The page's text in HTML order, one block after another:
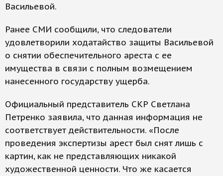
Васильевой.
Ранее СМИ сообщили, что следователи
удовлетворили ходатайство защиты Васильевой
о снятии обеспечительного ареста с ее
имущества в связи с полным возмещением
нанесенного государству ущерба.
Официальный представитель СКР Светлана
Петренко заявила, что данная информация не
соответствует действительности. «После
проведения экспертизы арест был снят лишь с
картин, как не представляющих никакой
художественной ценности. Что же касается